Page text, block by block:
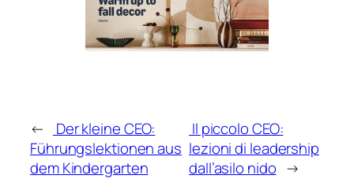
←
Der kleine CEO:
Führungslektionen aus
dem Kindergarten
Il piccolo CEO:
lezioni di leadership
dall’asilo nido →